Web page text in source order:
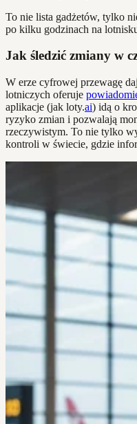
To nie lista gadżetów, tylko
po kilku godzinach na
Jak śledzić zmiany w
W erze cyfrowej przewagę
lotniczych oferuje
aplikacje (jak loty.ai) idą o
ryzyko zmian i pozwalają
rzeczywistym. To nie tylko
kontroli w świecie, gdzie